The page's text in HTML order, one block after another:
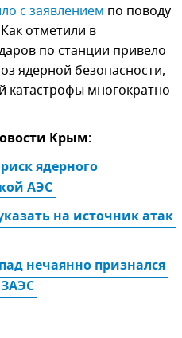
с заявлением по поводу
отметили в
по станции привело
ядерной безопасности,
катастрофы многократно
Крым:
ядерного
АЭС
на источник атак
нечаянно признался